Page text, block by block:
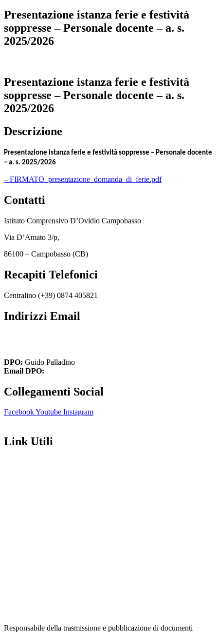
Presentazione istanza ferie e festività
soppresse – Personale docente – a. s.
2025/2026
Presentazione istanza ferie e festività
soppresse – Personale docente – a. s.
2025/2026
Descrizione
Presentazione istanza ferie e festività soppresse – Personale docente
– a. s. 2025/2026
– FIRMATO_presentazione_domanda_di_ferie.pdf
Contatti
Istituto Comprensivo D’Ovidio Campobasso
Via D’Amato 3/p,
86100 – Campobasso (CB)
Recapiti Telefonici
Centralino (+39) 0874 405821
Indirizzi Email
DPO: Guido Palladino
Email DPO:
Collegamenti Social
FacebookYoutube Instagram
Link Utili
Responsabile della trasmissione e pubblicazione di documenti